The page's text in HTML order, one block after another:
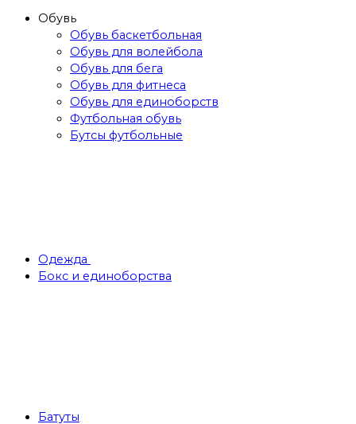
Обувь
Обувь баскетбольная
Обувь для волейбола
Обувь для бега
Обувь для фитнеса
Обувь для единоборств
Футбольная обувь
Бутсы футбольные
Одежда
Бокс и единоборства
Батуты